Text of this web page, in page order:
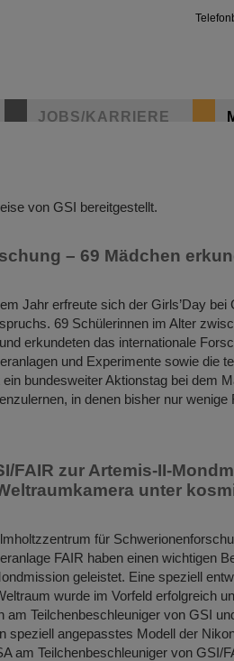
JOBS/KARRIERE
von GSI bereitgestellt.
– 69 Mädchen
Jahr erfreute sich der Girls’Day bei
69 Schülerinnen im Alter
erkundeten das internationale
und Experimente sowie die
ein bundesweiter Aktionstag bei dem
in denen bisher nur wenige
FAIR zur Artemis-II-
unter
für
FAIR haben einen wichtigen
geleistet. Eine speziell
wurde im Vorfeld erfolgreich
am Teilchenbeschleuniger von GSI
speziell angepasstes Modell der
am Teilchenbeschleuniger von GSI/